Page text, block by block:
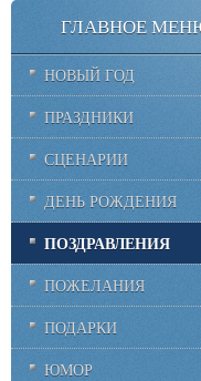
ГЛАВНОЕ
НОВЫЙ ГОД
ПРАЗДНИКИ
СЦЕНАРИИ
ДЕНЬ РОЖДЕНИЯ
ПОЗДРАВЛЕНИЯ
ПОЖЕЛАНИЯ
ПОДАРКИ
ЮМОР